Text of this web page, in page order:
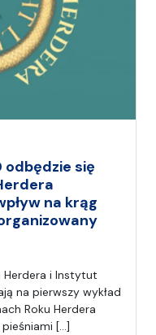
odbędzie się
na krąg
Herdera i Instytut
na pierwszy wykład
Roku Herdera
[…]